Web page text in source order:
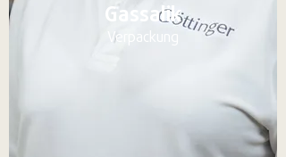
Verpackung
Gassalik